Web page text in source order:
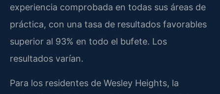
experiencia comprobada en todas sus áreas de
práctica, con una tasa de resultados favorables
superior al 93% en todo el bufete. Los
resultados varían.
Para los residentes de Wesley Heights, la